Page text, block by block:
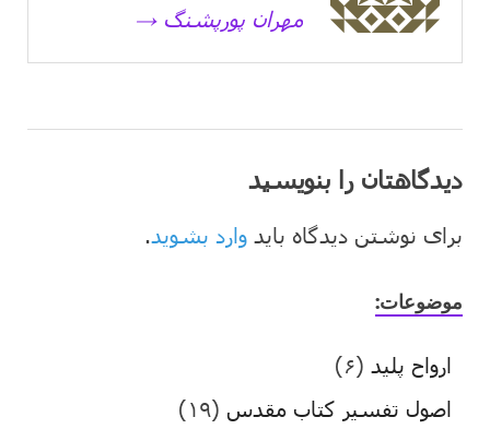
مهران پورپشنگ →
دیدگاهتان را بنویسید
برای نوشتن دیدگاه باید وارد بشوید .
موضوعات:
ارواح پلید (۶)
اصول تفسیر کتاب مقدس (۱۹)